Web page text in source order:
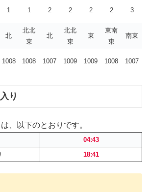
1 1 2 2 2 2 3
北
北北
東
北
北北
東
東
東南
東
南東
1008 1008 1007 1009 1009 1008 1007
り
、以下のとおりです。
04:43
18:41